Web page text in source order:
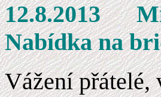
Nabídka na
Vážení přátelé,